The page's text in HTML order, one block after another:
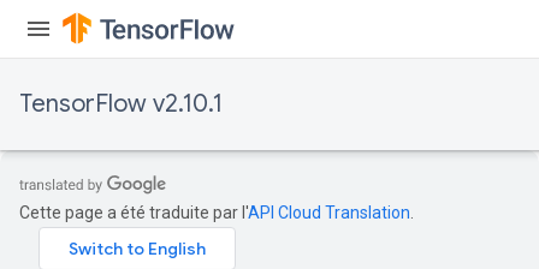
TensorFlow v2.10.1
Cette page a été traduite par l'API Cloud Translation